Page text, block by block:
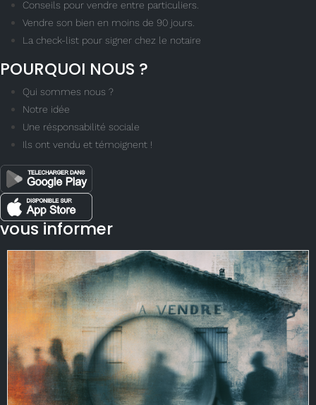
Conseils pour vendre entre particuliers.
Vendre son bien en moins de 90 jours.
La check-list pour signer chez le notaire
POURQUOI NOUS ?
Qui sommes nous ?
Notre idée
Une résponsabilité sociale
Ils ont vendu et témoignent !
vous informer